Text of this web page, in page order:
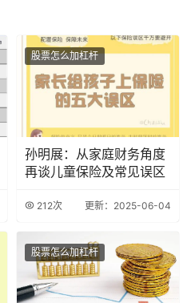
股票怎么加杠杆
孙明展：从家庭财务角度
再谈儿童保险及常见误区
212次 更新：2025-06-04
股票怎么加杠杆